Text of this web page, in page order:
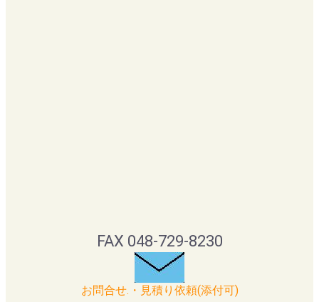
FAX 048-729-8230
お問合せ.・見積り依頼(添付可)